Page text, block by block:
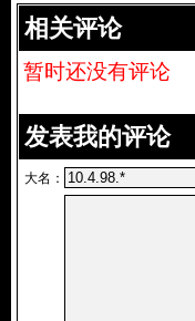
态传奇手游
相关评论
暂时还没有评论
发表我的评论
大名：